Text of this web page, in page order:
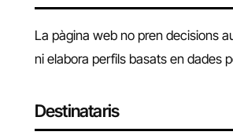
La pàgina web no pren decisions
ni elabora perfils basats en dades
Destinataris